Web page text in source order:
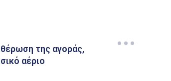
της αγοράς,
αέριο